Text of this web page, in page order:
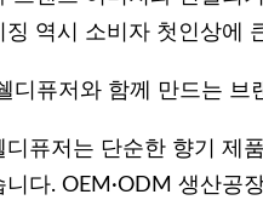
징 역시 소비자 첫인상에
디퓨저와 함께 만드는 브
디퓨저는 단순한 향기 제
니다. OEM·ODM 생산공